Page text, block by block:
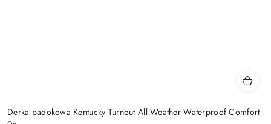
Derka padokowa Kentucky Turnout All Weather Waterproof Comfort